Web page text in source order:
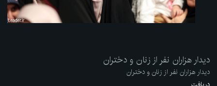
دیدار هزاران نفر از زنان و دختران
دیدار هزاران نفر از زنان و دختران